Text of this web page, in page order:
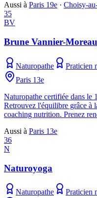
Aussi à Paris 19e · Choisy-
35
BV
Brune Vannier-Moreau
Naturopathe Praticien
Paris 13e
Naturopathe certifiée dans le
Retrouvez l'équilibre grâce à
coaching nutrition. Prenez
Aussi à Paris 13e
36
N
Naturoyoga
Naturopathe Praticien